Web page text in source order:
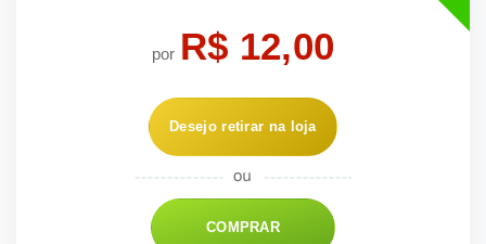
por R$ 12,00
Desejo retirar na loja
COMPRAR